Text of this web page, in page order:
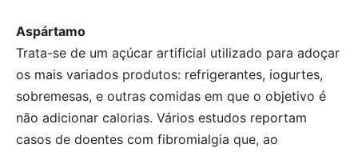
Aspártamo
Trata-se de um açúcar artificial utilizado para adoçar
os mais variados produtos: refrigerantes, iogurtes,
sobremesas, e outras comidas em que o objetivo é
não adicionar calorias. Vários estudos reportam
casos de doentes com fibromialgia que, ao